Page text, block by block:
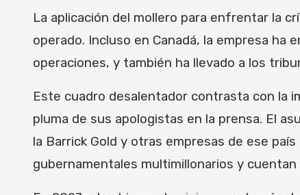
La aplicación del mollero para enfrentar la
operado. Incluso en Canadá, la empresa ha
operaciones, y también ha llevado a los
Este cuadro desalentador contrasta con la
pluma de sus apologistas en la prensa. El
la Barrick Gold y otras empresas de ese
gubernamentales multimillonarios y